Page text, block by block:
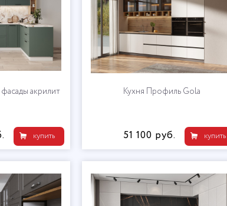
акрилит
купить
Кухня Профиль Gola
купить
51 100 руб.